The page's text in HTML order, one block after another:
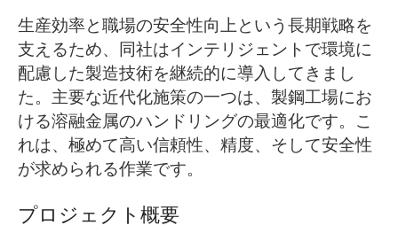
生産効率と職場の安全性向上という長期戦略を
支えるため、同社はインテリジェントで環境に
配慮した製造技術を継続的に導入してきまし
た。主要な近代化施策の一つは、製鋼工場にお
ける溶融金属のハンドリングの最適化です。こ
れは、極めて高い信頼性、精度、そして安全性
が求められる作業です。
プロジェクト概要